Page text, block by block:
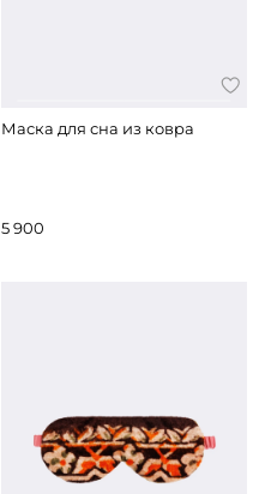
Маска для сна из ковра
5 900